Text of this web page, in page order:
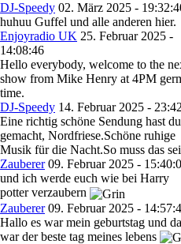
DJ-Speedy 02. März 2025 -
huhuu Guffel und alle anderen hier.
Enjoyradio UK 25. Februar 2025 -
14:08:46
Hello everybody, welcome to the
show from Mike Henry at 4PM
time.
DJ-Speedy 14. Februar 2025 -
Eine richtig schöne Sendung hast du
gemacht, Nordfriese.Schöne ruhige
Musik für die Nacht.So muss das
Zauberer 09. Februar 2025 -
und ich werde euch wie bei Harry
potter verzaubern
Zauberer 09. Februar 2025 -
Hallo es war mein geburtstag und
war der beste tag meines lebens